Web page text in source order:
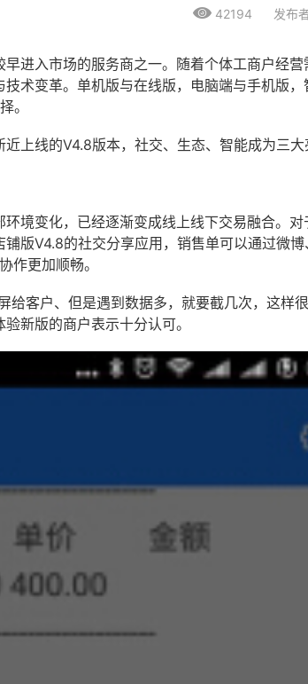
42194 发布
进入市场的服务商之一。随着个体工商户经营
术变革。单机版与在线版，电脑端与手机版，
。
上线的V4.8版本，社交、生态、智能成为三大
境变化，已经逐渐变成线上线下交易融合。对
版V4.8的社交分享应用，销售单可以通过微博
作更加顺畅。
给客户、但是遇到数据多，就要截几次，这样
新版的商户表示十分认可。